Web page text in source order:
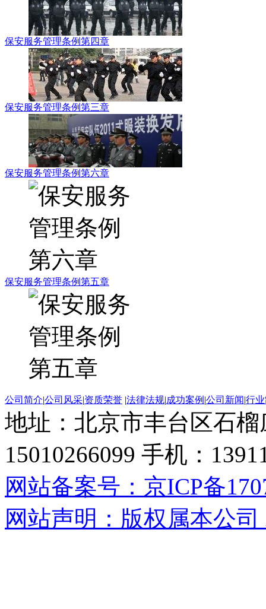
保安服务管理条例第四章
保安服务管理条例第三章
保安服务管理条例第六章
保安服务管理条例第五章
公司简介|公司风采|资质荣誉 |法律法规|成功案例 |公司新闻|行
地址：北京市丰台区石
15010266099 手机：
网站备案号：京ICP备
网站声明：版权属本公司